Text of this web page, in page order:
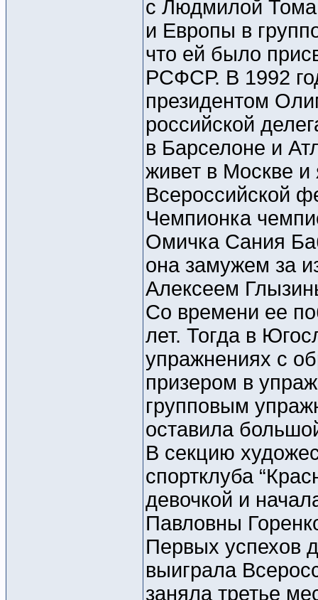
с Людмилой
и Европы в
что ей было
РСФСР. В 1992
президентом
российской
в Барселоне и
живет в Москве и
Всероссийской
Чемпионка
Омичка Сания
она замужем за
Алексеем
Со времени ее
лет. Тогда в
упражнениях с
призером в
групповым
оставила
В секцию
спортклуба
девочкой и
Павловны
Первых успехов
выиграла
заняла третье